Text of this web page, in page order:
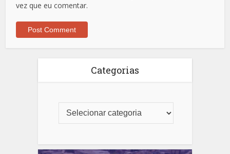
vez que eu comentar.
Categorias